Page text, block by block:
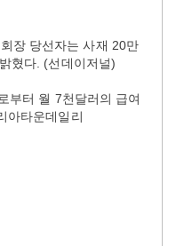
장 당선자는 사재 20만
혔다. (선데이저널)
부터 월 7천달러의 급여
아타운데일리